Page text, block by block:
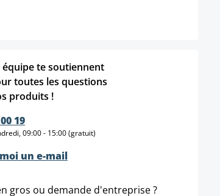
équipe te soutiennent
toutes les questions
produits !
19
09:00 - 15:00 (gratuit)
un e-mail
gros ou demande d'entreprise ?